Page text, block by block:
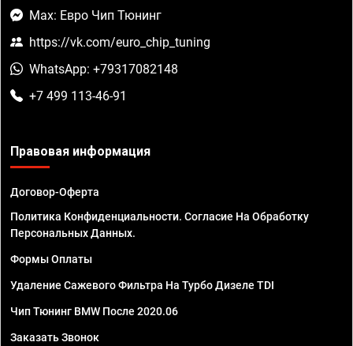
Max: Евро Чип Тюнинг
https://vk.com/euro_chip_tuning
WhatsApp: +79317082148
+7 499 113-46-91
Правовая информация
Договор-Оферта
Политика Конфиденциальности. Согласие На Обработку
Персональных Данных.
Формы Оплаты
Удаление Сажевого Фильтра На Турбо Дизеле TDI
Чип Тюнинг BMW После 2020.06
Заказать Звонок